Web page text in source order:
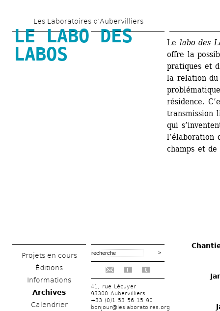
au
contenu
principal
Les Laboratoires d’Aubervilliers
LE LABO DES
LABOS
Projets en cours
Éditions
Informations
Archives
Calendrier
f t
41, rue Lécuyer
93300 Aubervilliers
+33 (0)1 53 56 15 90
bonjour@leslaboratoires.org
Le labo des
offre la
pratiques et
la relation
résidence.
transmission
qui
l’élaboration
champs et